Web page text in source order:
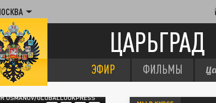
ЦАРЬГРАД
ЭФИР ФИЛЬМЫ
GLOBALLOOKPRESS